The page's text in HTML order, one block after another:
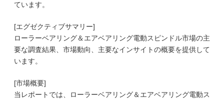
ています。
[エグゼクティブサマリー]
ローラーベアリング＆エアベアリング電動スピンドル市場の主
要な調査結果、市場動向、主要なインサイトの概要を提供して
います。
[市場概要]
当レポートでは、ローラーベアリング＆エアベアリング電動ス